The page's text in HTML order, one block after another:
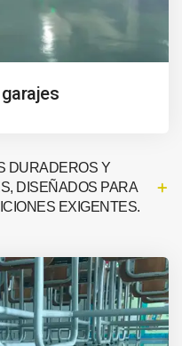
DURADEROS Y
DISEÑADOS PARA
EXIGENTES.